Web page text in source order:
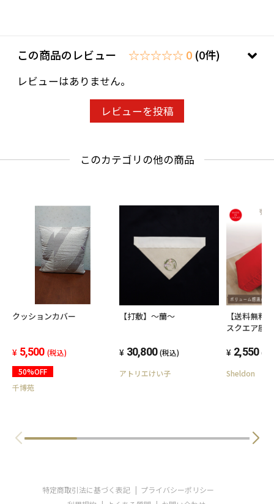
この商品のレビュー ☆☆☆☆☆ 0 (0件)
レビューはありません。
レビューを投稿
このカテゴリの他の商品
クッションカバー
5,500 (税込)
50%OFF
千博苑
【打敷】～蘭～
30,800 (税込)
アトリエけい子
【送料無料
スクエア座
スクエア 正
子 座イス 背
2,550 (税
Sheldon
特定商取引法に基づく表記
プライバシーポリシー